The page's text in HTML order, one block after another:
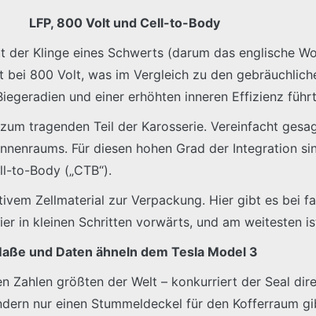
LFP, 800 Volt und Cell-to-Body
Klinge eines Schwerts (darum das englische
800 Volt, was im Vergleich zu den
und einer erhöhten inneren Effizienz
tragenden Teil der Karosserie. Vereinfacht
Für diesen hohen Grad der Integration
to-Body („CTB“).
Zellmaterial zur Verpackung. Hier gibt es bei
in kleinen Schritten vorwärts, und am weitesten
und Daten ähneln dem Tesla Model 3
Zahlen größten der Welt – konkurriert der Seal
nur einen Stummeldeckel für den Kofferraum